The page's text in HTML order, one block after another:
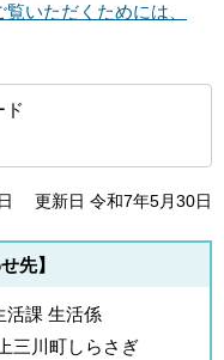
いただくためには、
ド
更新日 令和7年5月30日
先】
活課 生活係
三川町しらさぎ